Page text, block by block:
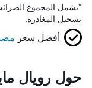
*يشمل المجموع
تسجيل المغادرة.
أفضل سعر
حول رويال